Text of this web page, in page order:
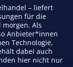
– liefert
für die
Als
Anbieter*innen
Technologie,
dabei auch
hier nicht nur